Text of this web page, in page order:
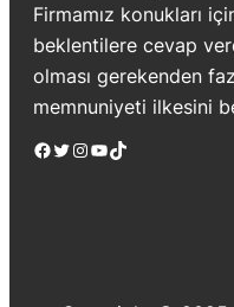
Firmamız konukları
beklentilere cevap
olması gerekenden
memnuniyeti ilkesini
Facebook Twitter Instagram YouTube TikTok